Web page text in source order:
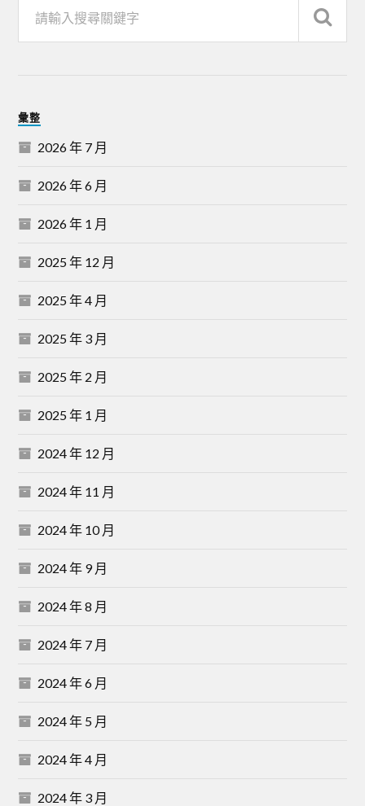
彙整
2026 年 7 月
2026 年 6 月
2026 年 1 月
2025 年 12 月
2025 年 4 月
2025 年 3 月
2025 年 2 月
2025 年 1 月
2024 年 12 月
2024 年 11 月
2024 年 10 月
2024 年 9 月
2024 年 8 月
2024 年 7 月
2024 年 6 月
2024 年 5 月
2024 年 4 月
2024 年 3 月